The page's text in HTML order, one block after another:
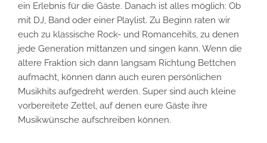
ein Erlebnis für die Gäste. Danach ist alles möglich: Ob
mit DJ, Band oder einer Playlist. Zu Beginn raten wir
euch zu klassische Rock- und Romancehits, zu denen
jede Generation mittanzen und singen kann. Wenn die
ältere Fraktion sich dann langsam Richtung Bettchen
aufmacht, können dann auch euren persönlichen
Musikhits aufgedreht werden. Super sind auch kleine
vorbereitete Zettel, auf denen eure Gäste ihre
Musikwünsche aufschreiben können.